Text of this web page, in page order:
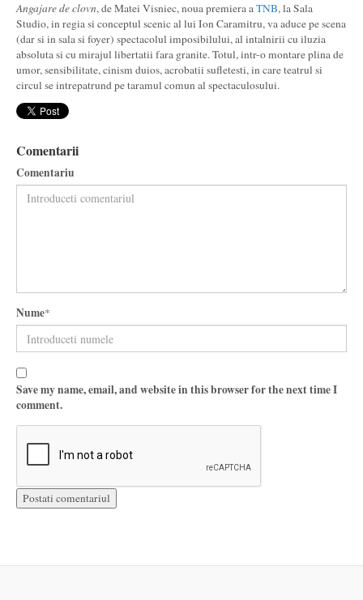
Angajare de clovn, de Matei Visniec, noua premiera aTNB, la Sala
Studio, in regia si conceptul scenic al lui Ion Caramitru, va aduce pe scena
(dar si in sala si foyer) spectacolul imposibilului, al intalnirii cu iluzia
absoluta si cu mirajul libertatii fara granite. Totul, intr-o montare plina de
umor, sensibilitate, cinism duios, acrobatii sufletesti, in care teatrul si
circul se intrepatrund pe taramul comun al spectaculosului.
Comentarii
Comentariu
Nume*
Save my name, email, and website in this browser for the next time I
comment.